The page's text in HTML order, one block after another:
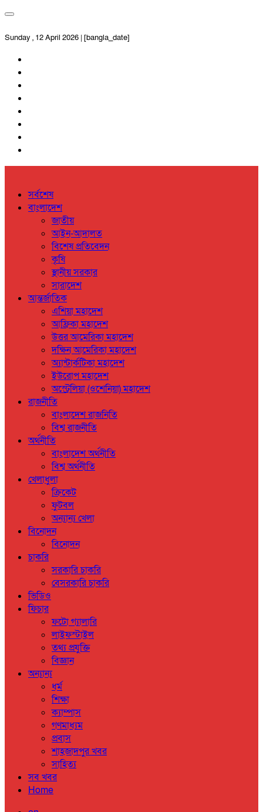
Sunday , 12 April 2026 | [bangla_date]
সর্বশেষ
বাংলাদেশ
জাতীয়
আইন-আদালত
বিশেষ প্রতিবেদন
কৃষি
স্থানীয় সরকার
সারাদেশ
আন্তর্জাতিক
এশিয়া মহাদেশ
আফ্রিকা মহাদেশ
উত্তর আমেরিকা মহাদেশ
দক্ষিন আমেরিকা মহাদেশ
অ্যান্টার্কটিকা মহাদেশ
ইউরোপ মহাদেশ
অস্ট্রেলিয়া (ওশেনিয়া) মহাদেশ
রাজনীতি
বাংলাদেশ রাজনিতি
বিশ্ব রাজনীতি
অর্থনীতি
বাংলাদেশ অর্থনীতি
বিশ্ব অর্থনীতি
খেলাধুলা
ক্রিকেট
ফুটবল
অন্যান্য খেলা
বিনোদন
বিনোদন
চাকরি
সরকারি চাকরি
বেসরকারি চাকরি
ভিডিও
ফিচার
ফটো গ্যালারি
লাইফস্টাইল
তথ্য প্রযুক্তি
বিজ্ঞান
অন্যান্য
ধর্ম
শিক্ষা
ক্যাম্পাস
গণমাধ্যম
প্রবাস
শাহজাদপুর খবর
সাহিত্য
সব খবর
Home